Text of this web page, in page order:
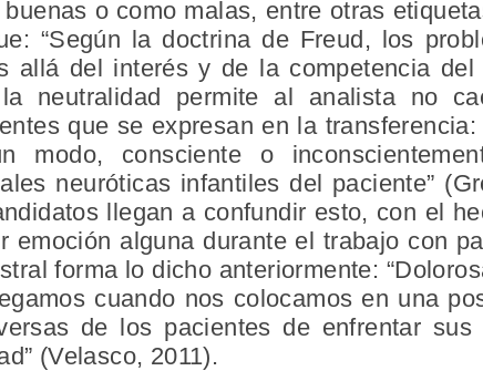
o como malas, entre otras
“Según la doctrina de Freud, los
allá del interés y de la competencia del
neutralidad permite al analista no
que se expresan en la
modo, consciente o
neuróticas infantiles del paciente”
llegan a confundir esto, con el
emoción alguna durante el trabajo con
forma lo dicho anteriormente:
cuando nos colocamos en una
de los pacientes de enfrentar sus
(Velasco, 2011).